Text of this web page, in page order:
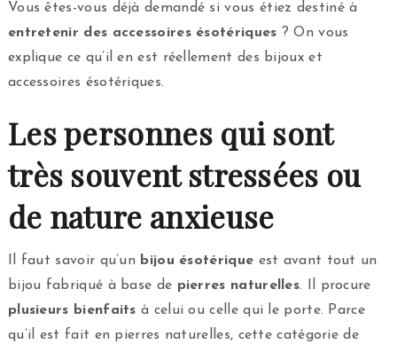
Vous êtes-vous déjà demandé si vous étiez destiné à
entretenir des accessoires ésotériques ? On vous
explique ce qu’il en est réellement des bijoux et
accessoires ésotériques.
Les personnes qui sont
très souvent stressées ou
de nature anxieuse
Il faut savoir qu’un bijou ésotérique est avant tout un
bijou fabriqué à base de pierres naturelles. Il procure
plusieurs bienfaits à celui ou celle qui le porte. Parce
qu’il est fait en pierres naturelles, cette catégorie de